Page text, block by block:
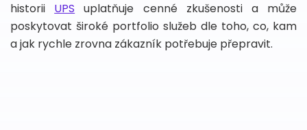
historii UPS uplatňuje cenné zkušenosti a může
poskytovat široké portfolio služeb dle toho, co, kam
a jak rychle zrovna zákazník potřebuje přepravit.